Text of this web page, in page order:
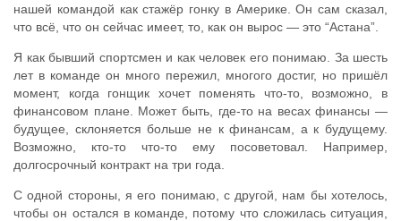
нашей командой как стажёр гонку в Америке. Он сам сказал,
что всё, что он сейчас имеет, то, как он вырос — это “Астана”.
Я как бывший спортсмен и как человек его понимаю. За шесть
лет в команде он много пережил, многого достиг, но пришёл
момент, когда гонщик хочет поменять что-то, возможно, в
финансовом плане. Может быть, где-то на весах финансы —
будущее, склоняется больше не к финансам, а к будущему.
Возможно, кто-то что-то ему посоветовал. Например,
долгосрочный контракт на три года.
С одной стороны, я его понимаю, с другой, нам бы хотелось,
чтобы он остался в команде, потому что сложилась ситуация,